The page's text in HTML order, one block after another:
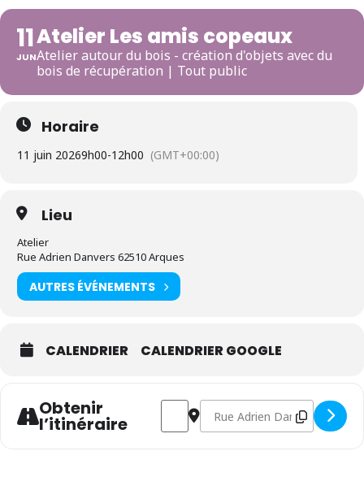
11
JUN
Atelier Les amis copeaux
Atelier autour du bois - création d'objets avec du
bois de récupération | Tout public
Horaire
11 juin 20269h00-12h00 (GMT+00:00)
Lieu
Atelier
Rue Adrien Danvers 62510 Arques
AUTRES ÉVÉNEMENTS
CALENDRIER CALENDRIER GOOGLE
Obtenir
l’itinéraire
Address - Atelier Les amis copeaux
Destination Address - Atelier